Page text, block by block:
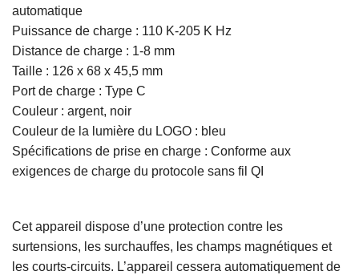
automatique
Puissance de charge : 110 K-205 K Hz
Distance de charge : 1-8 mm
Taille : 126 x 68 x 45,5 mm
Port de charge : Type C
Couleur : argent, noir
Couleur de la lumière du LOGO : bleu
Spécifications de prise en charge : Conforme aux
exigences de charge du protocole sans fil QI
Cet appareil dispose d’une protection contre les
surtensions, les surchauffes, les champs magnétiques et
les courts-circuits. L’appareil cessera automatiquement de